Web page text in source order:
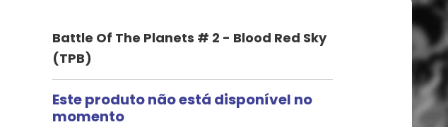
Battle Of The Planets # 2 - Blood Red Sky
(TPB)
Este produto não está disponível no
momento